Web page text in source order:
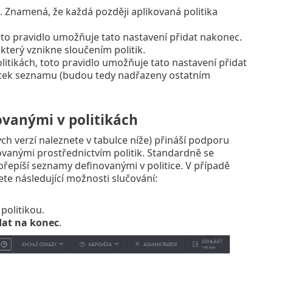
že každá později aplikovaná politika
pravidlo umožňuje tato nastavení přidat nakonec.
vznikne sloučením politik.
toto pravidlo umožňuje tato nastavení přidat
seznamu (budou tedy nadřazeny ostatním
v politikách
verzí naleznete v tabulce níže) přináší podporu
prostřednictvím politik. Standardně se
seznamy definovanými v politice. V případě
následující možnosti slučování:
na konec.